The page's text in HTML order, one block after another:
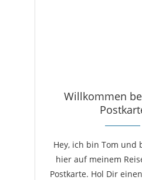
Willkommen
Hey, ich bin Tom und
hier auf meinem
Postkarte. Hol Dir